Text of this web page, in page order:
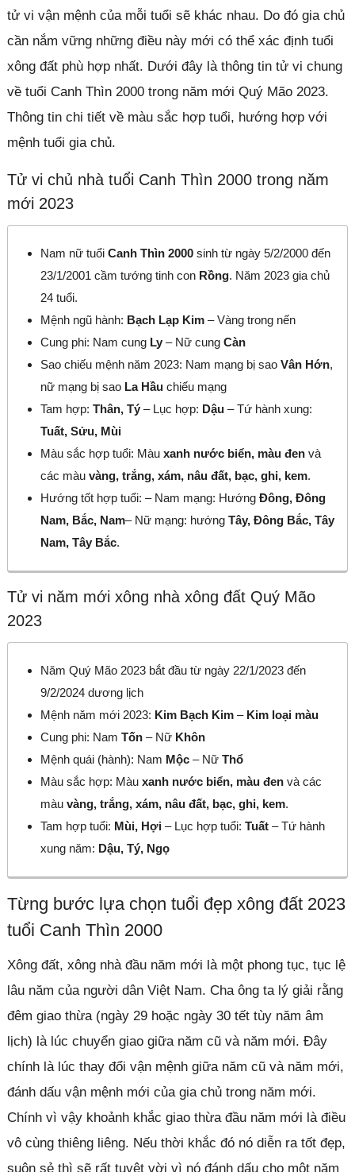
tử vi vận mệnh của mỗi tuổi sẽ khác nhau. Do đó gia chủ
cần nắm vững những điều này mới có thể xác định tuổi
xông đất phù hợp nhất. Dưới đây là thông tin tử vi chung
về tuổi Canh Thìn 2000 trong năm mới Quý Mão 2023.
Thông tin chi tiết về màu sắc hợp tuổi, hướng hợp với
mệnh tuổi gia chủ.
Tử vi chủ nhà tuổi Canh Thìn 2000 trong năm
mới 2023
Nam nữ tuổiCanh Thìn 2000 sinh từ ngày 5/2/2000 đến
23/1/2001 cầm tướng tinh con Rồng. Năm 2023 gia chủ
24 tuổi.
Mệnh ngũ hành: Bạch Lạp Kim – Vàng trong nến
Cung phi: Nam cung Ly – Nữ cungCàn
Sao chiếu mệnh năm 2023: Nam mạng bị saoVân Hớn,
nữ mạng bị sao La Hầu chiếu mạng
Tam hợp:Thân, Tý – Lục hợp: Dậu – Tứ hành xung:
Tuất, Sửu, Mùi
Màu sắc hợp tuổi: Màuxanh nước biển, màu đen và
các màuvàng, trắng, xám, nâu đất, bạc, ghi, kem.
Hướng tốt hợp tuổi: – Nam mạng: HướngĐông, Đông
Nam, Bắc, Nam– Nữ mạng: hướngTây, Đông Bắc, Tây
Nam, Tây Bắc.
Tử vi năm mới xông nhà xông đất Quý Mão
2023
Năm Quý Mão 2023 bắt đầu từ ngày 22/1/2023 đến
9/2/2024 dương lịch
Mệnh năm mới 2023: Kim Bạch Kim – Kim loại màu
Cung phi: NamTốn – Nữ Khôn
Mệnh quái (hành): Nam Mộc – NữThổ
Màu sắc hợp: Màuxanh nước biển, màu đen và các
màuvàng, trắng, xám, nâu đất, bạc, ghi, kem.
Tam hợp tuổi: Mùi, Hợi – Lục hợp tuổi:Tuất – Tứ hành
xung năm: Dậu, Tý, Ngọ
Từng bước lựa chọn tuổi đẹp xông đất 2023
tuổi Canh Thìn 2000
Xông đất, xông nhà đầu năm mới là một phong tục, tục lệ
lâu năm của người dân Việt Nam. Cha ông ta lý giải rằng
đêm giao thừa (ngày 29 hoặc ngày 30 tết tùy năm âm
lịch) là lúc chuyển giao giữa năm cũ và năm mới. Đây
chính là lúc thay đổi vận mệnh giữa năm cũ và năm mới,
đánh dấu vận mệnh mới của gia chủ trong năm mới.
Chính vì vậy khoảnh khắc giao thừa đầu năm mới là điều
vô cùng thiêng liêng. Nếu thời khắc đó nó diễn ra tốt đẹp,
suôn sẻ thì sẽ rất tuyệt vời vì nó đánh dấu cho một năm